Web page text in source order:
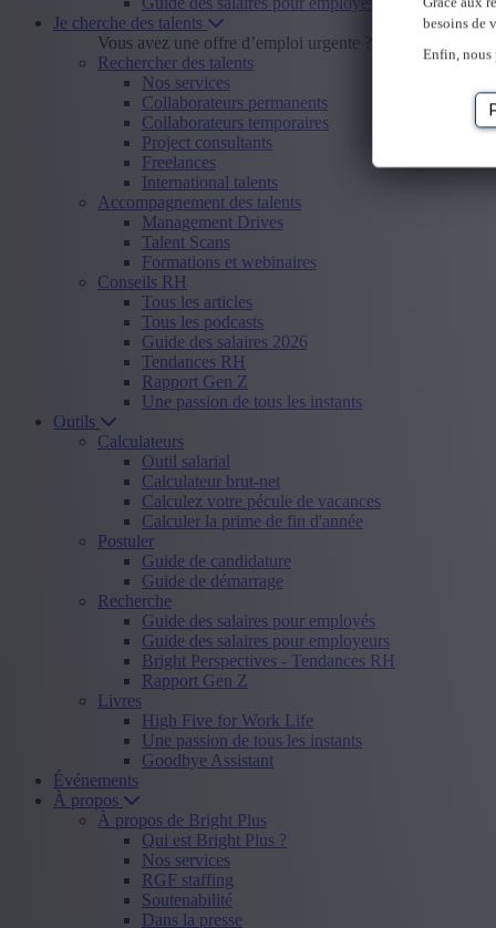
besoins de
Enfin, nous
Je cherche des talents
Vous avez une offre d’emploi urgente ?
Rechercher des talents
Nos services
Collaborateurs permanents
Collaborateurs temporaires
Project consultants
Freelances
International talents
Accompagnement des talents
Management Drives
Talent Scans
Formations et webinaires
Conseils RH
Tous les articles
Tous les podcasts
Guide des salaires 2026
Tendances RH
Rapport Gen Z
Une passion de tous les instants
Outils
Calculateurs
Outil salarial
Calculateur brut-net
Calculez votre pécule de vacances
Calculer la prime de fin d'année
Postuler
Guide de candidature
Guide de démarrage
Recherche
Guide des salaires pour employés
Guide des salaires pour employeurs
Bright Perspectives - Tendances RH
Rapport Gen Z
Livres
High Five for Work Life
Une passion de tous les instants
Goodbye Assistant
Événements
À propos
À propos de Bright Plus
Qui est Bright Plus ?
Nos services
RGF staffing
Soutenabilité
Dans la presse